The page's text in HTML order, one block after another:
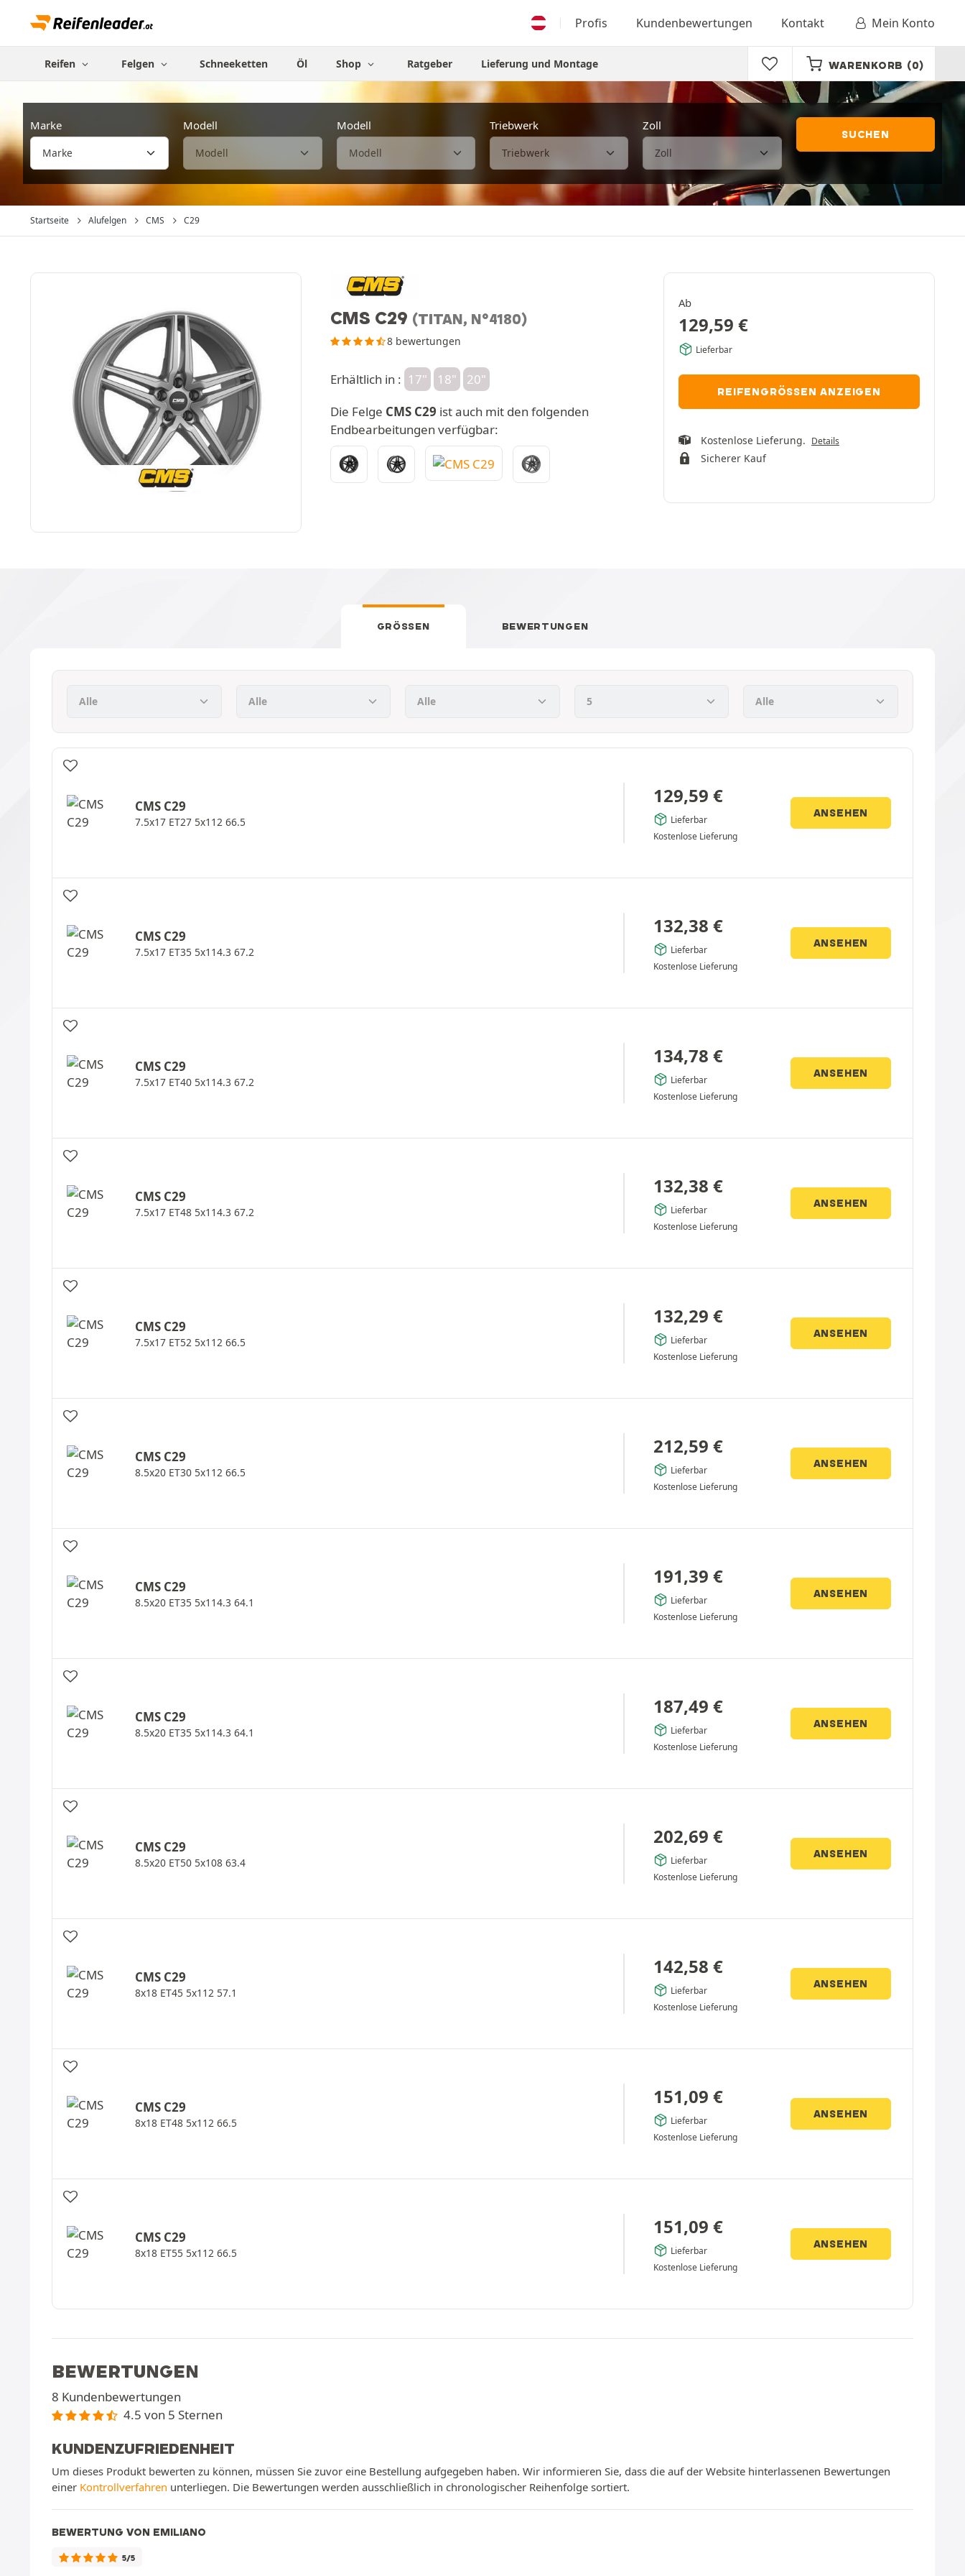
Profis Kundenbewertungen Kontakt Mein Konto
Reifen Felgen Schneeketten Öl Shop Ratgeber Lieferung und Montage WARENKORB (0)
Marke Modell Modell Triebwerk Zoll
SUCHEN
Startseite Alufelgen CMS C29
CMS C29 (TITAN, N°4180)
8 bewertungen
Erhältlich in : 17" 18"
20"
Die Felge CMS C29 ist auch mit den folgenden
Endbearbeitungen verfügbar:
Ab
129,59 €
Lieferbar
REIFENGRÖSSEN ANZEIGEN
Kostenlose Lieferung. Details
Sicherer Kauf
GRÖSSEN BEWERTUNGEN
CMS C29
7.5x17 ET27 5x112 66.5
129,59 €
Lieferbar
Kostenlose Lieferung
ANSEHEN
CMS C29
7.5x17 ET35 5x114.3 67.2
132,38 €
Lieferbar
Kostenlose Lieferung
ANSEHEN
CMS C29
7.5x17 ET40 5x114.3 67.2
134,78 €
Lieferbar
Kostenlose Lieferung
ANSEHEN
CMS C29
7.5x17 ET48 5x114.3 67.2
132,38 €
Lieferbar
Kostenlose Lieferung
ANSEHEN
CMS C29
7.5x17 ET52 5x112 66.5
132,29 €
Lieferbar
Kostenlose Lieferung
ANSEHEN
CMS C29
8.5x20 ET30 5x112 66.5
212,59 €
Lieferbar
Kostenlose Lieferung
ANSEHEN
CMS C29
8.5x20 ET35 5x114.3 64.1
191,39 €
Lieferbar
Kostenlose Lieferung
ANSEHEN
CMS C29
8.5x20 ET35 5x114.3 64.1
187,49 €
Lieferbar
Kostenlose Lieferung
ANSEHEN
CMS C29
8.5x20 ET50 5x108 63.4
202,69 €
Lieferbar
Kostenlose Lieferung
ANSEHEN
CMS C29
8x18 ET45 5x112 57.1
142,58 €
Lieferbar
Kostenlose Lieferung
ANSEHEN
CMS C29
8x18 ET48 5x112 66.5
151,09 €
Lieferbar
Kostenlose Lieferung
ANSEHEN
CMS C29
8x18 ET55 5x112 66.5
151,09 €
Lieferbar
Kostenlose Lieferung
ANSEHEN
BEWERTUNGEN
8 Kundenbewertungen
4.5 von 5 Sternen
KUNDENZUFRIEDENHEIT
Um dieses Produkt bewerten zu können, müssen Sie zuvor eine Bestellung aufgegeben haben. Wir informieren Sie, dass die auf der Website hinterlassenen Bewertungen
einer Kontrollverfahren unterliegen. Die Bewertungen werden ausschließlich in chronologischer Reihenfolge sortiert.
BEWERTUNG VON EMILIANO
5/5